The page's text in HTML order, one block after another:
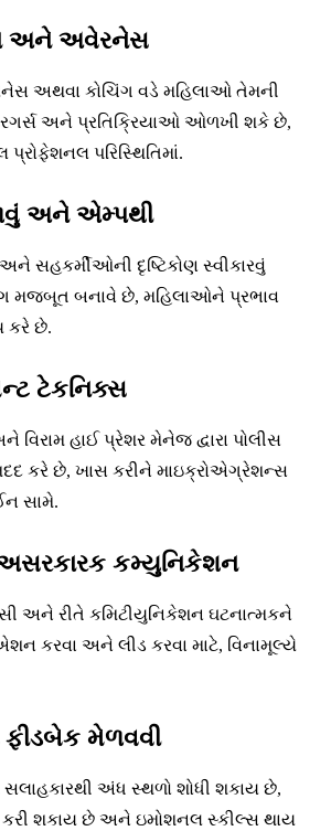
અને અવેરનેસ
અથવા કોચિંગ વડે મહિલાઓ તેમની
અને પ્રતિક્રિયાઓ ઓળખી શકે છે,
પરિસ્થિતિમાં.
અને એમ્પથી
સહકર્મીઓની દૃષ્ટિકોણ સ્વીકારવું
મજબૂત બનાવે છે, મહિલાઓને પ્રભાવ
કરે છે.
ટેકનિક્સ
વિરામ હાઈ પ્રેશર મેનેજ દ્વારા પોલીસ
કરે છે, ખાસ કરીને માઇક્રોએગ્રેશન્સ
સામે.
કમ્યુનિકેશન
અને રીતે કમિટીયુનિકેશન ઘટનાત્મકને
કરવા અને લીડ કરવા માટે, વિનામૂલ્યે
ફીડબેક મેળવવી
અંધ સ્થળો શોધી શકાય છે,
શકાય છે અને ઇમોશનલ સ્કીલ્સ થાય